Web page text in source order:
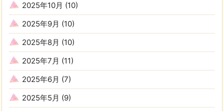
2025年10月 (10)
2025年9月 (10)
2025年8月 (10)
2025年7月 (11)
2025年6月 (7)
2025年5月 (9)